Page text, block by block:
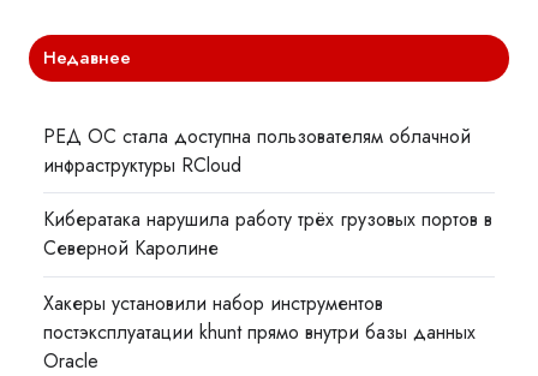
Недавнее
РЕД ОС стала доступна пользователям облачной
инфраструктуры RCloud
Кибератака нарушила работу трёх грузовых портов в
Северной Каролине
Хакеры установили набор инструментов
постэксплуатации khunt прямо внутри базы данных
Oracle